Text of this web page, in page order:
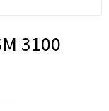
3100